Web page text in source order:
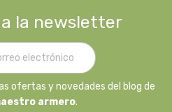
la newsletter
ofertas y novedades del blog de
armero.